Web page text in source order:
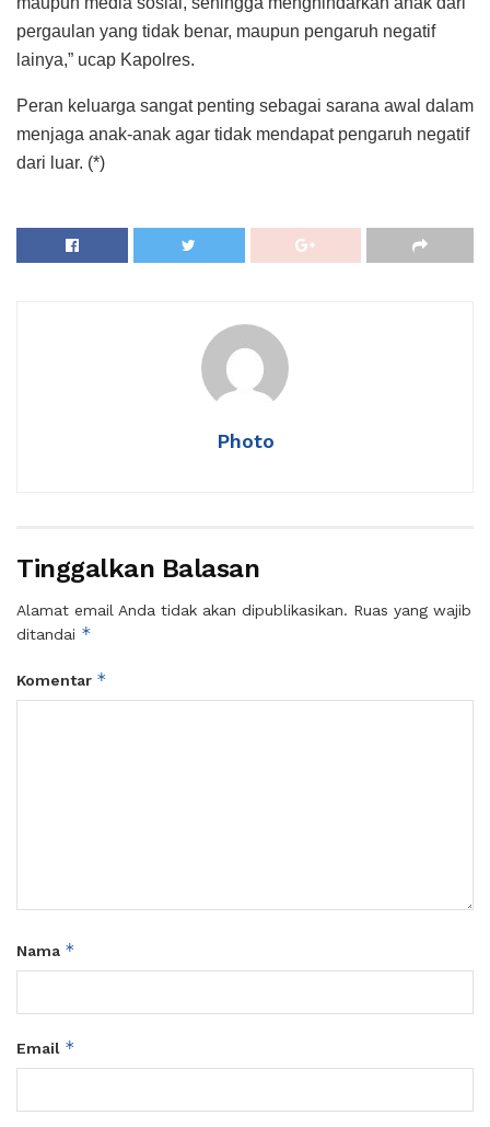
pergaulan yang tidak benar, maupun pengaruh negatif
lainya,” ucap Kapolres.
Peran keluarga sangat penting sebagai sarana awal dalam
menjaga anak-anak agar tidak mendapat pengaruh negatif
dari luar. (*)
Photo
Tinggalkan Balasan
Alamat email Anda tidak akan dipublikasikan. Ruas yang wajib
ditandai *
Komentar *
Nama *
Email *